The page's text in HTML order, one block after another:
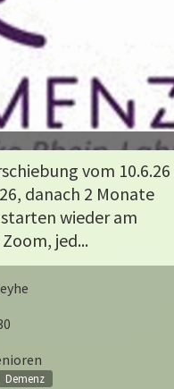
vom
danach 2 Monate
wieder am
jed...
Demenz